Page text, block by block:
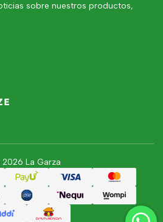
sobre nuestros productos,
La Garza